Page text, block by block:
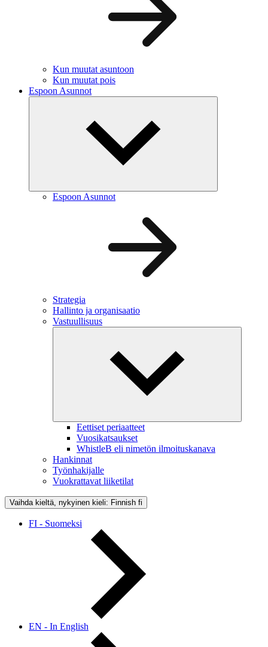
Kun muutat asuntoon
Kun muutat pois
Espoon Asunnot
Espoon Asunnot
Strategia
Hallinto ja organisaatio
Vastuullisuus
Eettiset periaatteet
Vuosikatsaukset
WhistleB eli nimetön ilmoituskanava
Hankinnat
Työnhakijalle
Vuokrattavat liiketilat
Vaihda kieltä, nykyinen kieli: Finnish fi
FI - Suomeksi
EN - In English